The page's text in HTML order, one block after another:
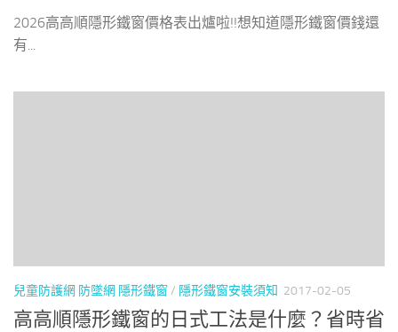
2026高高順隱形鐵窗價格表出爐啦!!想知道隱形鐵窗價錢還
有...
兒童防護網 防墜網 隱形鐵窗/ 隱形鐵窗安裝須知 2017-02-05
高高順隱形鐵窗的日式工法是什麼？省時省